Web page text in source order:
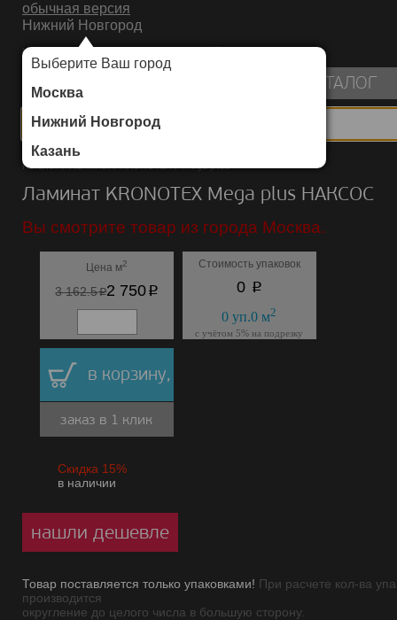
обычная версия
Нижний Новгород
Выберите Ваш город
Москва
Нижний Новгород
Казань
ИНТЕРНЕТ-МАГАЗИН НАПОЛЬНЫХ ПОКРЫТИЙ
КАТАЛОГ
Каталог/Ламинат/KRONOTEX/Mega plus
Ламинат KRONOTEX Mega plus НАКСОС
Вы смотрите товар из города Москва.
Цена м2
3 162.5p2 750p
Стоимость упаковок
0 p
0 уп.0 м2
с учётом 5% на подрезку
в корзину,
заказ в 1 клик
Скидка 15%
в наличии
нашли дешевле
Товар поставляется только упаковками! При расчете кол-ва
производится
округление до целого числа в большую сторону.